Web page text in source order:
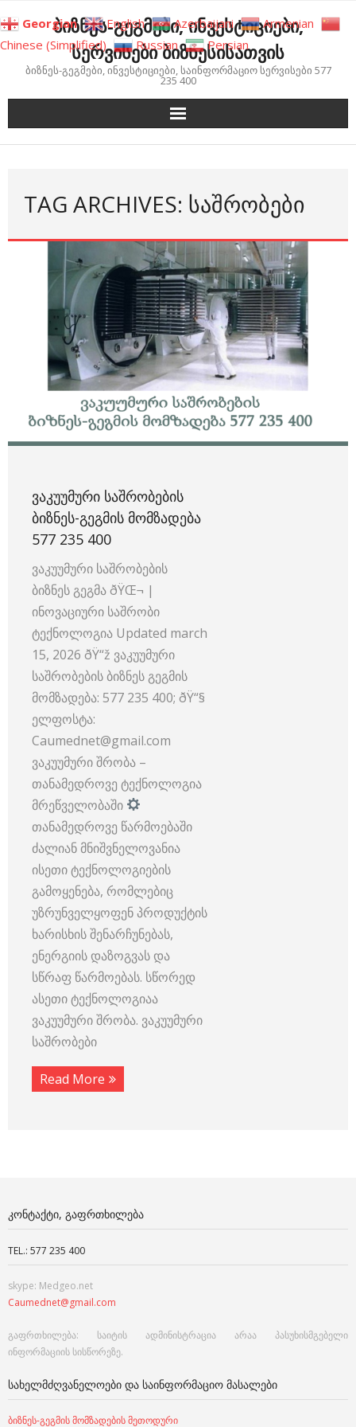
to
content
ბიზნეს-გეგმები, ინვესტიციები,
სერვისები ბიზნესისათვის
ბიზნეს-გეგმები, ინვესტიციები, საინფორმაციო სერვისები 577
235 400
TAG ARCHIVES: ᲡᲐᲨᲠᲝᲑᲔᲑᲘ
ᲕᲐᲙᲣᲣᲛᲣᲠᲘ ᲡᲐᲨᲠᲝᲑᲔᲑᲘᲡ
ᲑᲘᲖᲜᲔᲡ-ᲒᲔᲒᲛᲘᲡ ᲛᲝᲛᲖᲐᲓᲔᲑᲐ
577 235 400
ვაკუუმური საშრობების
ბიზნეს გეგმა ðŸŒ¬ |
ინოვაციური საშრობი
ტექნოლოგია Updated march
15, 2026 ðŸ“ž ვაკუუმური
საშრობების ბიზნეს გეგმის
მომზადება: 577 235 400; ðŸ“§
ელფოსტა:
Caumednet@gmail.com
ვაკუუმური შრობა –
თანამედროვე ტექნოლოგია
მრეწველობაში
თანამედროვე წარმოებაში
ძალიან მნიშვნელოვანია
ისეთი ტექნოლოგიების
გამოყენება, რომლებიც
უზრუნველყოფენ პროდუქტის
ხარისხის შენარჩუნებას,
ენერგიის დაზოგვას და
სწრაფ წარმოებას. სწორედ
ასეთი ტექნოლოგიაა
ვაკუუმური შრობა. ვაკუუმური
საშრობები
Read More
ᲙᲝᲜᲢᲐᲥᲢᲘ, ᲒᲐᲤᲠᲗᲮᲘᲚᲔᲑᲐ
TEL.: 577 235 400
skype: Medgeo.net
Caumednet@gmail.com
გაფრთხილება: საიტის ადმინისტრაცია არაა პასუხისმგებელი
ინფორმაციის სისწორეზე.
ᲡᲐᲮᲔᲚᲛᲫᲦᲕᲐᲜᲔᲚᲝᲔᲑᲘ ᲓᲐ ᲡᲐᲘᲜᲤᲝᲠᲛᲐᲪᲘᲝ ᲛᲐᲡᲐᲚᲔᲑᲘ
ბიზნეს-გეგმის მომზადების მეთოდური
Georgian English Azerbaijani
Armenian
Chinese (Simplified)
Russian Persian